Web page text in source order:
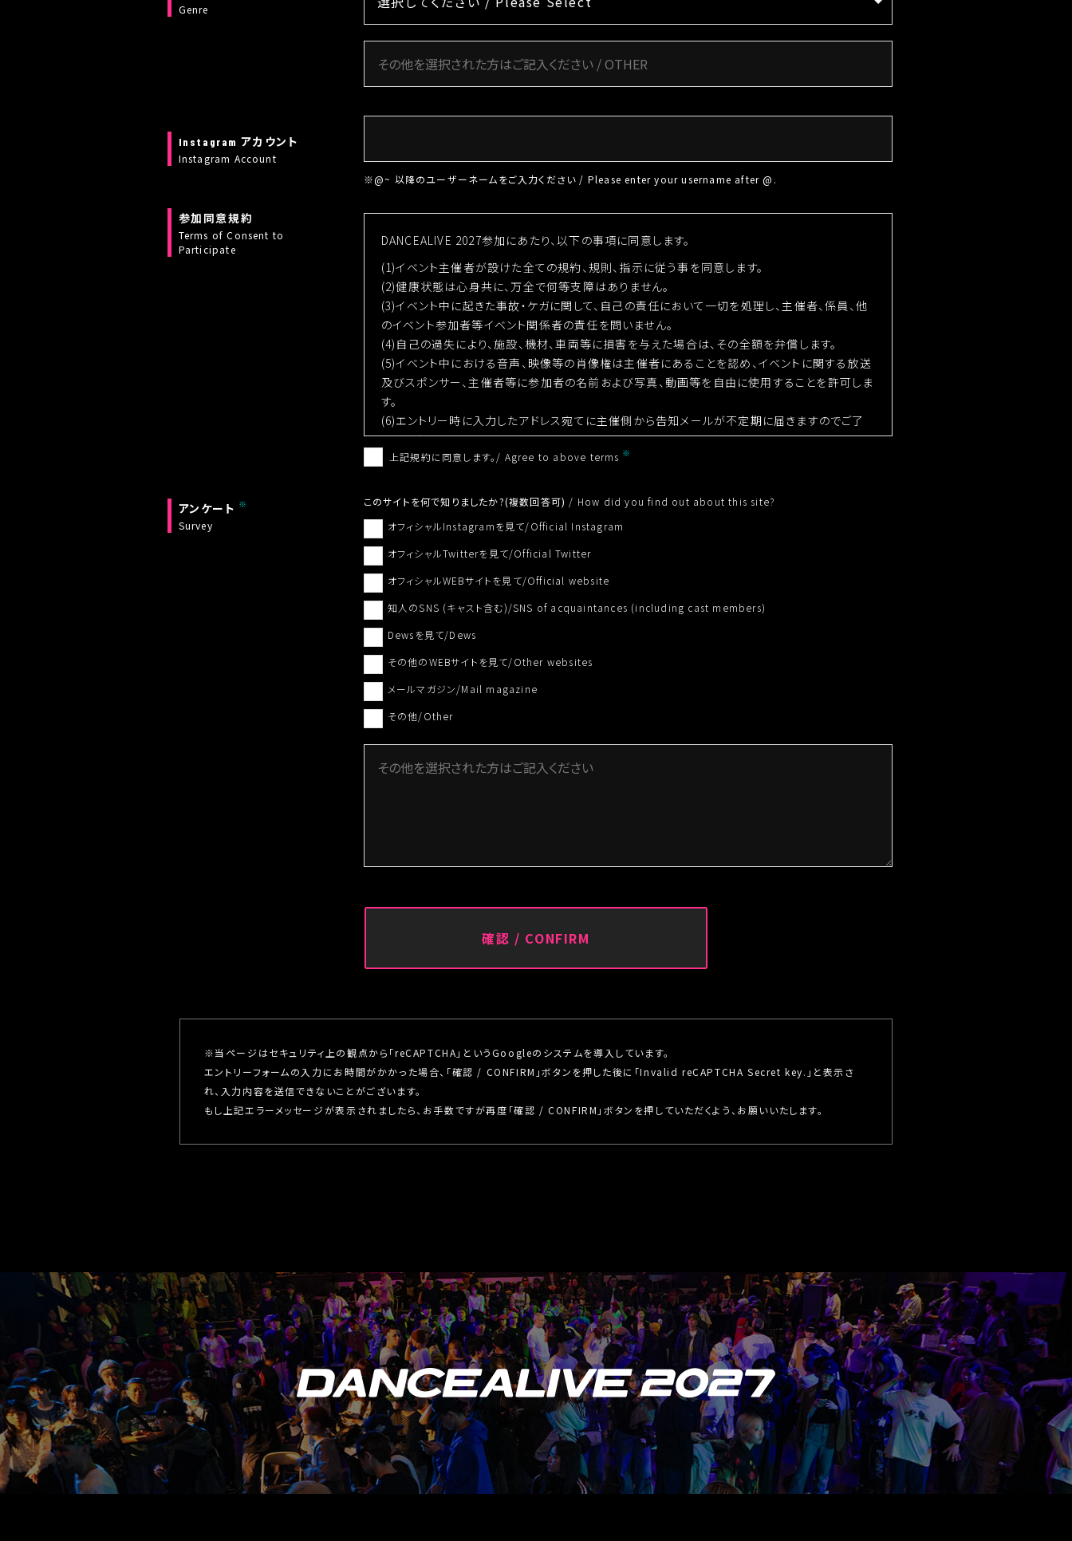
Genre
Instagram アカウント
Instagram Account
※@~ 以降のユーザーネームをご入力ください / Please enter your username after @.
参加同意規約
Terms of Consent to
Participate
DANCEALIVE 2027参加にあたり、以下の事項に同意します。
(1)イベント主催者が設けた全ての規約、規則、指示に従う事を同意します。
(2)健康状態は心身共に、万全で何等支障はありません。
(3)イベント中に起きた事故・ケガに関して、自己の責任において一切を処理し、主催者、係員、他
のイベント参加者等イベント関係者の責任を問いません。
(4)自己の過失により、施設、機材、車両等に損害を与えた場合は、その全額を弁償します。
(5)イベント中における音声、映像等の肖像権は主催者にあることを認め、イベントに関する放送
及びスポンサー、主催者等に参加者の名前および写真、動画等を自由に使用することを許可しま
す。
(6)エントリー時に入力したアドレス宛てに主催側から告知メールが不定期に届きますのでご了
承ください。
■個人情報の取扱について
１．個人情報の管理責任者
所属部署：株式会社アノマリー
連絡先：電話03(6804)6919
２．個人情報の利用目的
(1)当社サービスをご利用いただく皆様の個人情報の利用目的
・イベント出場者様へのイベント情報などを提供するため
・イベント参加申込受付をするため
・イベント映像撮影やメディアへの公開を行うため（イベントの映像は自社Webサイトの他、
YouTube、Twitter、Instagram、Facebook等により一般に広く公表されることがあります）
・緊急時に行うお客様への連絡のため
・お客様へイベント情報、商品情報（カタログ含む）・その他サービスやプランをご提供するため
・お客様から寄せられたご質問、ご意見、ご要望にお応えするため
・イベント出場者様へのイベント情報などを提供するため
(2) 法令に基づく場合
(3) 人の生命、身体又は財産の保護のために必要がある場合であって、ご本人様の同意を得るこ
(4) 公衆衛生の向上又は児童の健全な育成の推進のために特に必要がある場合であって、ご本
行に支障を及ぼすおそれがある場合
４．個人情報取扱いの委託
当社は事業運営上、個人情報を外部に委託することがあります。この場合、個人情報保護水準の
高い委託先を選定し、個人情報の適正管理・機密保持についての契約を交わし、適切な管理を実
ご本人様が当社に個人情報を提供されるかどうかは任意によるものです。 ただし、必要な項目を
いただけない場合、各サービス等が適切な状態で提供できない場合があります。
【お問合せ窓口】
個人情報に関するお問合せや苦情、開示等のご請求につきましては、下記窓口で受付けておりま
す。
〒156-0057 東京都世田谷区上北沢1-21-4 カリスマベース
株式会社アノマリー 個人情報問合せ係
メールアドレス：https://www.anomaly.co.jp/contact
TEL：03‐6804‐6919 （受付時間 10:00～18:00※）
I agree to the following terms and conditions for participating in DANCEALIVE 2027.
上記規約に同意します。/ Agree to above terms
アンケート
Survey
このサイトを何で知りましたか?(複数回答可) / How did you find out about this site?
オフィシャルInstagramを見て/Official Instagram
オフィシャルTwitterを見て/Official Twitter
オフィシャルWEBサイトを見て/Official website
知人のSNS (キャスト含む)/SNS of acquaintances (including cast members)
Dewsを見て/Dews
その他のWEBサイトを見て/Other websites
メールマガジン/Mail magazine
その他/Other
※当ページはセキュリティ上の観点から「reCAPTCHA」というGoogleのシステムを導入しています。
エントリーフォームの入力にお時間がかかった場合、「確認 / CONFIRM」ボタンを押した後に「Invalid reCAPTCHA Secret key.」と表示さ
れ、入力内容を送信できないことがございます。
もし上記エラーメッセージが表示されましたら、お手数ですが再度「確認 / CONFIRM」ボタンを押していただくよう、お願いいたします。